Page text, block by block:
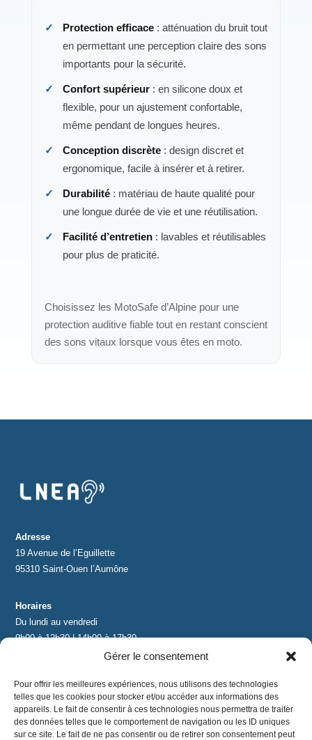
Gérer le consentement
Pour offrir les meilleures expériences, nous utilisons des technologies
telles que les cookies pour stocker et/ou accéder aux informations des
appareils. Le fait de consentir à ces technologies nous permettra de traiter
des données telles que le comportement de navigation ou les ID uniques
sur ce site. Le fait de ne pas consentir ou de retirer son consentement peut
Protection efficace: atténuation du bruit tout
en permettant une perception claire des sons
importants pour la sécurité.
Confort supérieur: en silicone doux et
flexible, pour un ajustement confortable,
même pendant de longues heures.
Conception discrète: design discret et
ergonomique, facile à insérer et à retirer.
Durabilité: matériau de haute qualité pour
une longue durée de vie et une réutilisation.
Facilité d’entretien: lavables et réutilisables
pour plus de praticité.
Choisissez les MotoSafe d’Alpine pour une
protection auditive fiable tout en restant conscient
des sons vitaux lorsque vous êtes en moto.
Adresse
19 Avenue de l’Eguillette
95310 Saint-Ouen l’Aumône
Horaires
Du lundi au vendredi
9h00 à 12h30 | 14h00 à 17h30
contact@lnea-audition.com
+33 (0)1 34 67 67 17